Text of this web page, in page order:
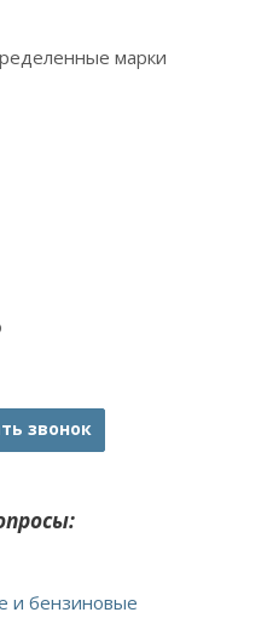
марки
звонок
и бензиновые